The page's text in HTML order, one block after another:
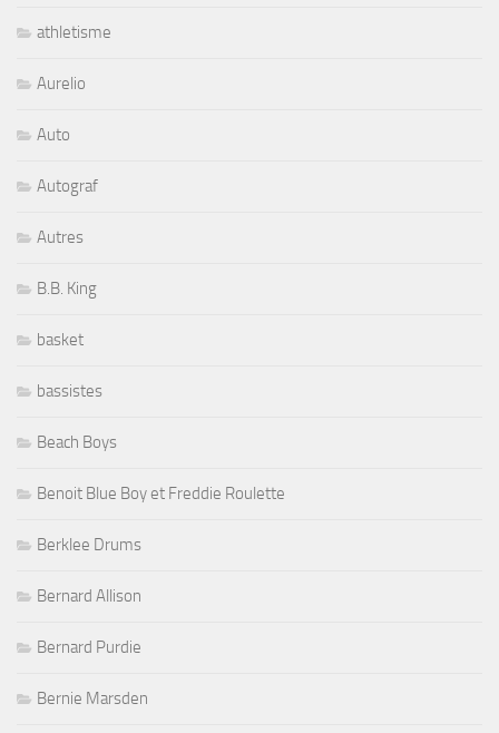
athletisme
Aurelio
Auto
Autograf
Autres
B.B. King
basket
bassistes
Beach Boys
Benoit Blue Boy et Freddie Roulette
Berklee Drums
Bernard Allison
Bernard Purdie
Bernie Marsden